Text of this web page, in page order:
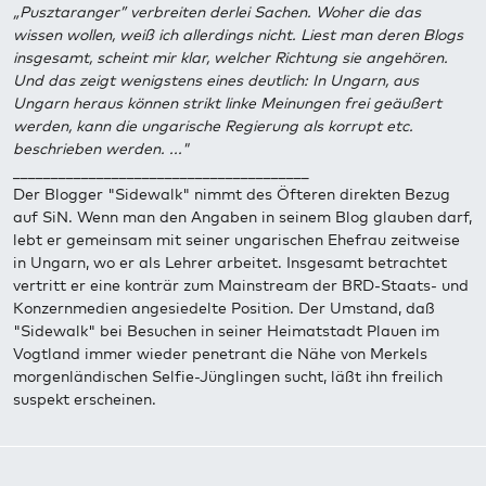
„Pusztaranger” verbreiten derlei Sachen. Woher die das
wissen wollen, weiß ich allerdings nicht. Liest man deren Blogs
insgesamt, scheint mir klar, welcher Richtung sie angehören.
Und das zeigt wenigstens eines deutlich: In Ungarn, aus
Ungarn heraus können strikt linke Meinungen frei geäußert
werden, kann die ungarische Regierung als korrupt etc.
beschrieben werden. ..."
Der Blogger "Sidewalk" nimmt des Öfteren direkten Bezug
auf SiN. Wenn man den Angaben in seinem Blog glauben darf,
lebt er gemeinsam mit seiner ungarischen Ehefrau zeitweise
in Ungarn, wo er als Lehrer arbeitet. Insgesamt betrachtet
vertritt er eine konträr zum Mainstream der BRD-Staats- und
Konzernmedien angesiedelte Position. Der Umstand, daß
"Sidewalk" bei Besuchen in seiner Heimatstadt Plauen im
Vogtland immer wieder penetrant die Nähe von Merkels
morgenländischen Selfie-Jünglingen sucht, läßt ihn freilich
suspekt erscheinen.